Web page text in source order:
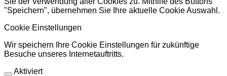
"Speichern", übernehmen Sie Ihre aktuelle Cookie Auswahl.
Cookie Einstellungen
Wir speichern Ihre Cookie Einstellungen für zukünftige
Besuche unseres Internetauftritts.
Aktiviert